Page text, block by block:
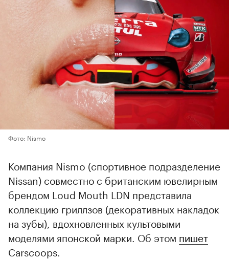
Фото: Nismo
Компания Nismo (спортивное подразделение
Nissan) совместно с британским ювелирным
брендом Loud Mouth LDN представила
коллекцию гриллзов (декоративных накладок
на зубы), вдохновленных культовыми
моделями японской марки. Об этом пишет
Carscoops.